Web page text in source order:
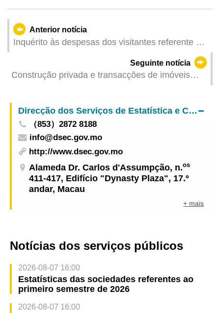
Anterior notícia
Inquérito às despesas dos visitantes referente ao
Seguinte notícia
Construção privada e transacções de imóveis
Direcção dos Serviços de Estatística e Censos
（853）2872 8188
info@dsec.gov.mo
http://www.dsec.gov.mo
Alameda Dr. Carlos d'Assumpção, n.os
411-417, Edifício "Dynasty Plaza", 17.º
andar, Macau
+ mais
Notícias dos serviços públicos
2026-08-07 16:00
Estatísticas das sociedades referentes ao
primeiro semestre de 2026
2026-08-07 16:00